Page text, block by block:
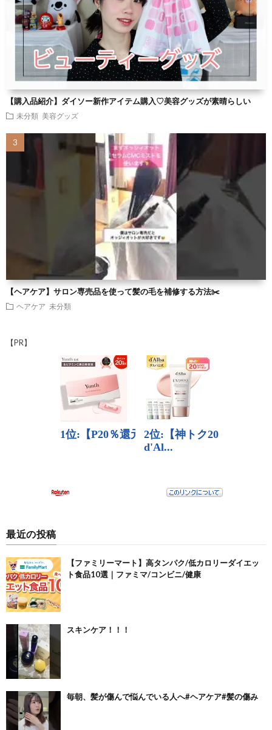
【購入品紹介】ダイソー新作アイテム購入♡美容グッズが素晴らしい
未分類 美容グッズ
【ヘアケア】サロン専売品を使って髪の毛を補修する方法✂️
ヘアケア 未分類
【PR】
最近の投稿
【ファミリーマート】高タンパク/低カロリーダイエッ
ト食品10選｜ファミマ/コンビニ/健康
スキンケア！！！
毎朝、髪が傷んで悩んでいる人へ#ヘアケア#髪の傷み